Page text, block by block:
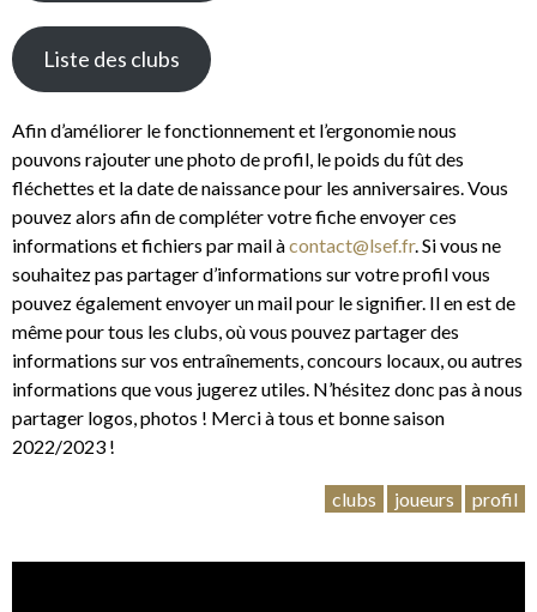
Liste des clubs
Afin d’améliorer le fonctionnement et l’ergonomie nous
pouvons rajouter une photo de profil, le poids du fût des
fléchettes et la date de naissance pour les anniversaires. Vous
pouvez alors afin de compléter votre fiche envoyer ces
informations et fichiers par mail àcontact@lsef.fr. Si vous ne
souhaitez pas partager d’informations sur votre profil vous
pouvez également envoyer un mail pour le signifier. Il en est de
même pour tous les clubs, où vous pouvez partager des
informations sur vos entraînements, concours locaux, ou autres
informations que vous jugerez utiles. N’hésitez donc pas à nous
partager logos, photos ! Merci à tous et bonne saison
2022/2023 !
clubs joueurs profil